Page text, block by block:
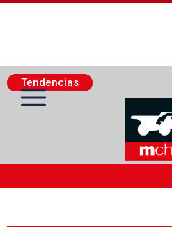
Tendencias
Actualidad Minera